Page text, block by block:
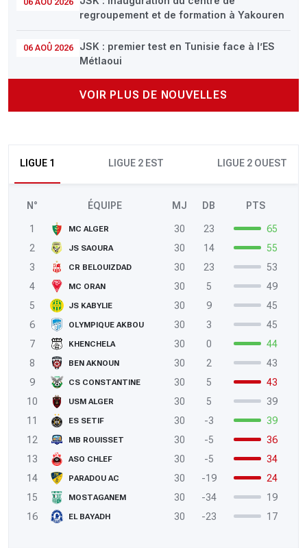
regroupement et de formation à Yakouren
06 AOÛ 2026
JSK : premier test en Tunisie face à l’ES
Métlaoui
VOIR PLUS DE NOUVELLES
LIGUE 1 LIGUE 2 EST LIGUE 2 OUEST
N° ÉQUIPE MJ DB PTS
1 MC ALGER 30 23
65
2
JS SAOURA 30 14
55
3
CR BELOUIZDAD 30 23
53
4
MC ORAN 30 5
49
5
JS KABYLIE 30 9
45
6
OLYMPIQUE AKBOU 30 3
45
7
KHENCHELA 30 0
44
8
BEN AKNOUN 30 2
43
9
CS CONSTANTINE 30 5
43
10
USM ALGER 30 5
39
11
ES SETIF 30 -3
39
12
MB ROUISSET 30 -5
36
13
ASO CHLEF 30 -5
34
14
PARADOU AC 30 -19
24
15
MOSTAGANEM 30 -34
19
16
EL BAYADH 30 -23 17